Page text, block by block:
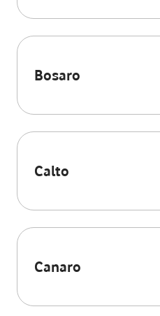
Bosaro
Calto
Canaro